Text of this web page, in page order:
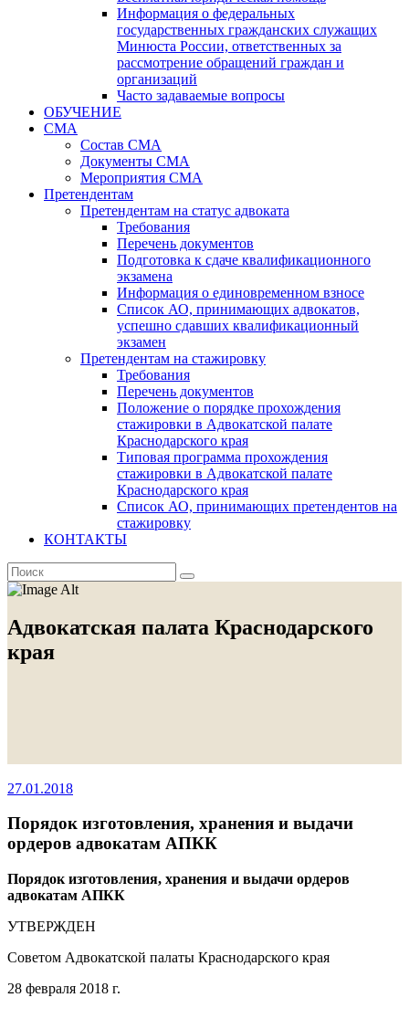
Информация о федеральных
государственных гражданских служащих
Минюста России, ответственных за
рассмотрение обращений граждан и
организаций
Часто задаваемые вопросы
ОБУЧЕНИЕ
СМА
Состав СМА
Документы СМА
Мероприятия СМА
Претендентам
Претендентам на статус адвоката
Требования
Перечень документов
Подготовка к сдаче квалификационного
экзамена
Информация о единовременном взносе
Список АО, принимающих адвокатов,
успешно сдавших квалификационный
экзамен
Претендентам на стажировку
Требования
Перечень документов
Положение о порядке прохождения
стажировки в Адвокатской палате
Краснодарского края
Типовая программа прохождения
стажировки в Адвокатской палате
Краснодарского края
Список АО, принимающих претендентов на
стажировку
КОНТАКТЫ
Адвокатская палата Краснодарского
края
27.01.2018
Порядок изготовления, хранения и выдачи
ордеров адвокатам АПКК
Порядок изготовления, хранения и выдачи ордеров
адвокатам АПКК
УТВЕРЖДЕН
Советом Адвокатской палаты Краснодарского края
28 февраля 2018 г.